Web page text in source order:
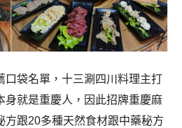
口袋名單，十三涮四川料理主打
身就是重慶人，因此招牌重慶麻
方跟20多種天然食材跟中藥秘方